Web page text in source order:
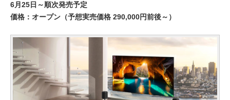
6月25日～順次発売予定
価格：オープン（予想実売価格 290,000円前後～）